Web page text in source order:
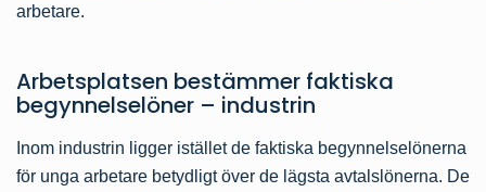
arbetare.
Arbetsplatsen bestämmer faktiska
begynnelselöner – industrin
Inom industrin ligger istället de faktiska begynnelselönerna
för unga arbetare betydligt över de lägsta avtalslönerna. De